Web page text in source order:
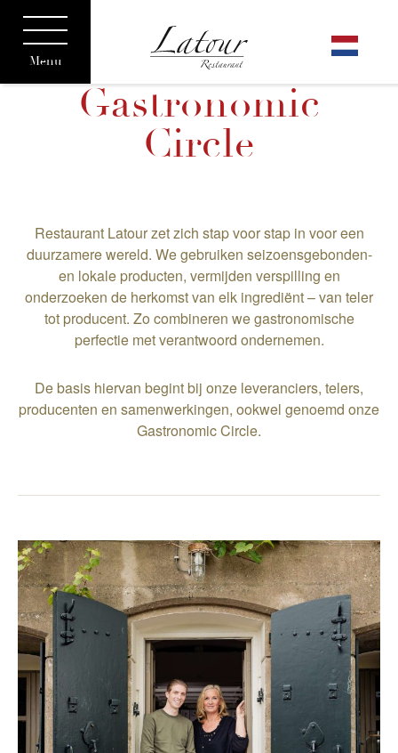
Menu
Gastronomic
Circle
Restaurant Latour zet zich stap voor stap in voor een
duurzamere wereld. We gebruiken seizoensgebonden-
en lokale producten, vermijden verspilling en
onderzoeken de herkomst van elk ingrediënt – van teler
tot producent. Zo combineren we gastronomische
perfectie met verantwoord ondernemen.
De basis hiervan begint bij onze leveranciers, telers,
producenten en samenwerkingen, ookwel genoemd onze
Gastronomic Circle.